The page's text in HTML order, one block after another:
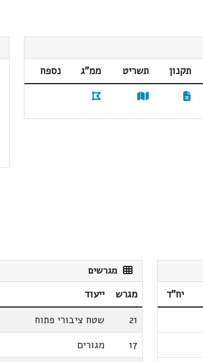
תקנון תשריט ממ"ג
נספח
יח"ד
מגרשים
מגרש ייעוד
21
שטח ציבורי פתוח
17
מגורים